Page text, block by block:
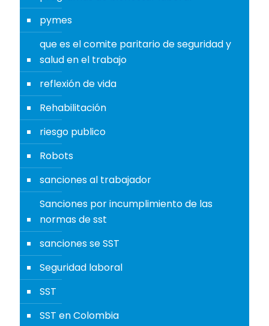
pymes
que es el comite paritario de seguridad y
salud en el trabajo
reflexión de vida
Rehabilitación
riesgo publico
Robots
sanciones al trabajador
Sanciones por incumplimiento de las
normas de sst
sanciones se SST
Seguridad laboral
SST
SST en Colombia